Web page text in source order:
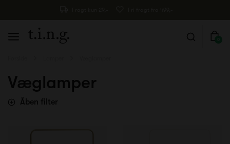
0
Væglamper
Åben filter